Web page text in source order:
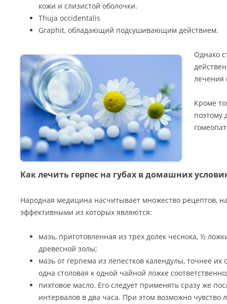
кожи и слизистой оболочки.
Thuja occidentalis
Graphit, обладающий подсушивающим действием.
Однако
лечения
Кроме
поэтому
Как лечить герпес на губах в домашних
Народная медицина насчитывает множество рецептов,
эффективными из которых являются:
мазь, приготовленная из трех долек чеснока, ½
древесной золы;
мазь от герпема из лепестков календулы, точнее
одна столовая к одной чайной ложке
пихтовое масло. Его следует применять сразу же
интервалов в два часа. При этом возможно чувство